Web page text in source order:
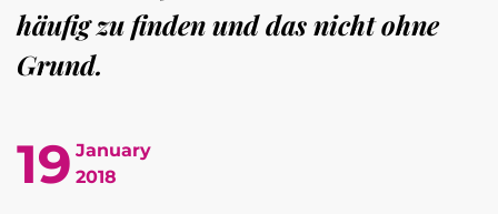
häufig zu finden und das nicht ohne
Grund.
19 January
2018